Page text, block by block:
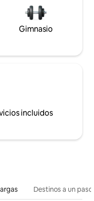
Gimnasio
incluidos
Destinos a un